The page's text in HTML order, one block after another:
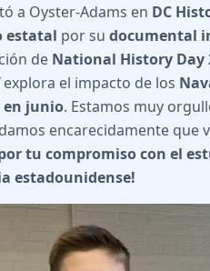
a Oyster-Adams en DC
estatal por su documental
de National History Day
explora el impacto de los
en junio. Estamos muy
encarecidamente que
tu compromiso con el
estadounidense!